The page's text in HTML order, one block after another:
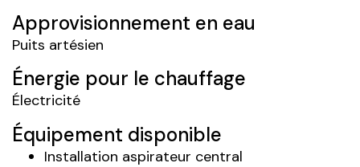
Approvisionnement en eau
Puits artésien
Énergie pour le chauffage
Électricité
Équipement disponible
Installation aspirateur central